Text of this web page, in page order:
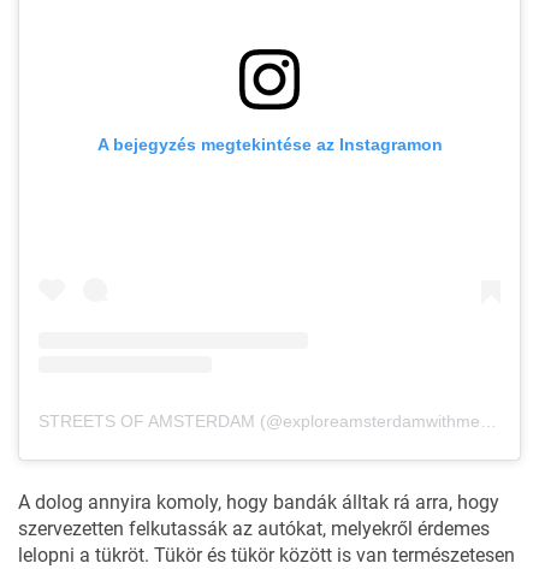
A bejegyzés megtekintése az Instagramon
A dolog annyira komoly, hogy bandák álltak rá arra, hogy
szervezetten felkutassák az autókat, melyekről érdemes
lelopni a tükröt. Tükör és tükör között is van természetesen